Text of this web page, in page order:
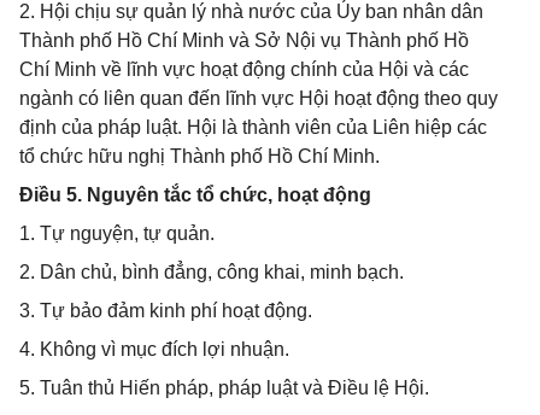
2. Hội chịu sự quản lý nhà nước của Ủy ban nhân dân
Thành phố Hồ Chí Minh và Sở Nội vụ Thành phố Hồ
Chí Minh về lĩnh vực hoạt động chính của Hội và các
ngành có liên quan đến lĩnh vực Hội hoạt động theo quy
định của pháp luật. Hội là thành viên của Liên hiệp các
tổ chức hữu nghị Thành phố Hồ Chí Minh.
Điều 5. Nguyên tắc tổ chức, hoạt động
1. Tự nguyện, tự quản.
2. Dân chủ, bình đẳng, công khai, minh bạch.
3. Tự bảo đảm kinh phí hoạt động.
4. Không vì mục đích lợi nhuận.
5. Tuân thủ Hiến pháp, pháp luật và Điều lệ Hội.